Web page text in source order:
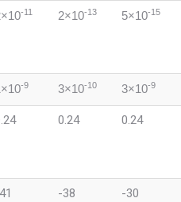
-11 2×10-13 5×10-15
-9 3×10-10 3×10-9
0.24 0.24
-38 -30